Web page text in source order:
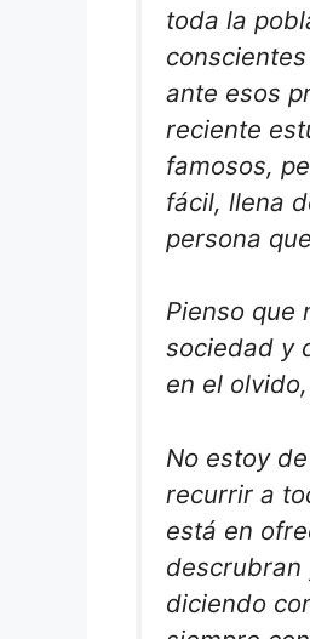
toda la
ante esos
reciente
famosos,
fácil, llena
persona
Pienso que
sociedad y
en el
No estoy
recurrir a
está en
descrubran
diciendo